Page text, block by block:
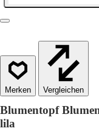
Vergleichen
Blumentopf
lila